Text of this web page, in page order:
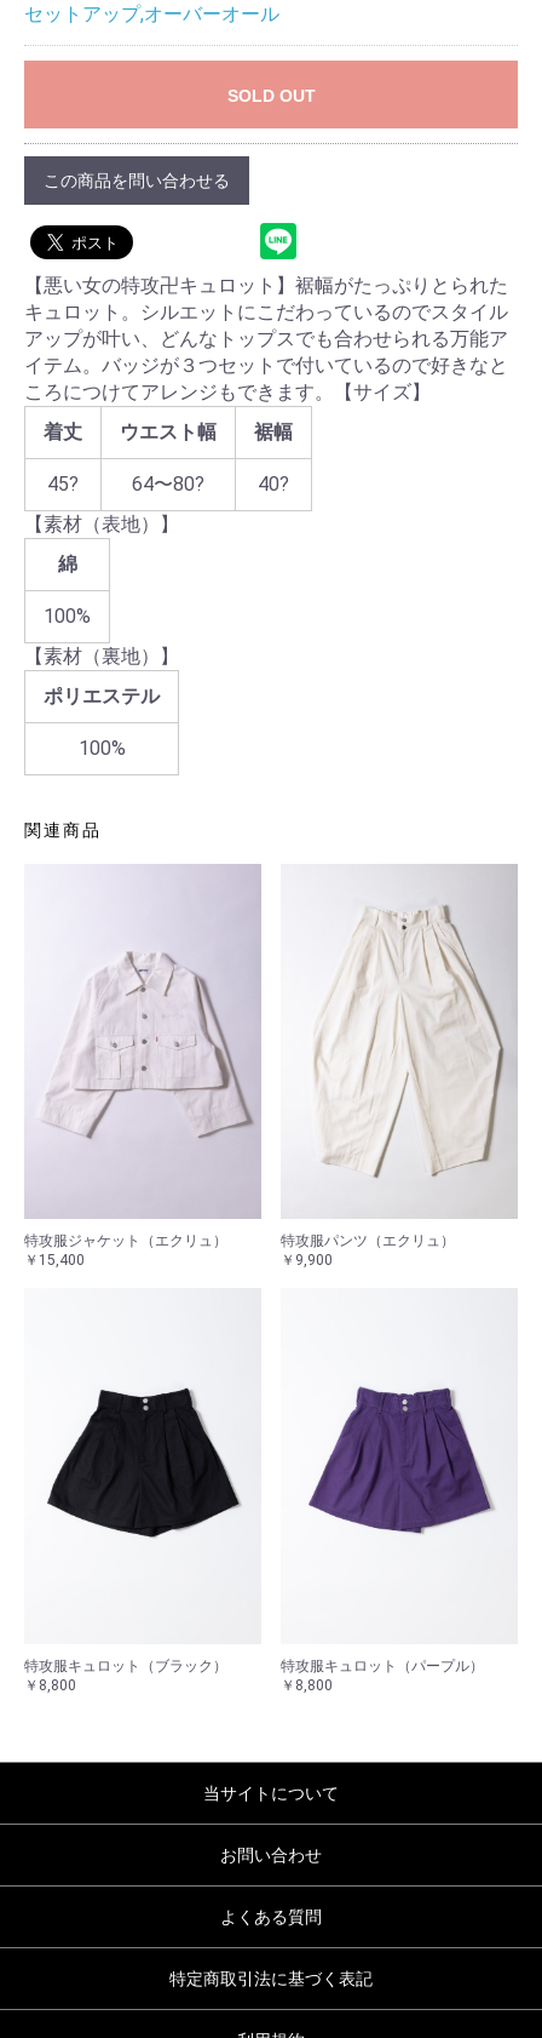
セットアップ,オーバーオール
SOLD OUT
この商品を問い合わせる
【悪い女の特攻卍キュロット】裾幅がたっぷりとられた
キュロット。シルエットにこだわっているのでスタイル
アップが叶い、どんなトップスでも合わせられる万能ア
イテム。バッジが３つセットで付いているので好きなと
ころにつけてアレンジもできます。【サイズ】
着丈
ウエスト幅 裾幅
45? 64〜80?
40?
【素材（表地）】
綿
100%
【素材（裏地）】
ポリエステル
100%
関連商品
特攻服ジャケット（エクリュ）
￥15,400
特攻服パンツ（エクリュ）
￥9,900
特攻服キュロット（ブラック）
￥8,800
特攻服キュロット（パープル）
￥8,800
当サイトについて
お問い合わせ
よくある質問
特定商取引法に基づく表記